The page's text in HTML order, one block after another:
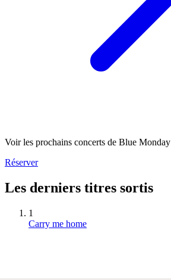
Voir les prochains concerts de Blue Monday
Réserver
Les derniers titres sortis
1
Carry me home